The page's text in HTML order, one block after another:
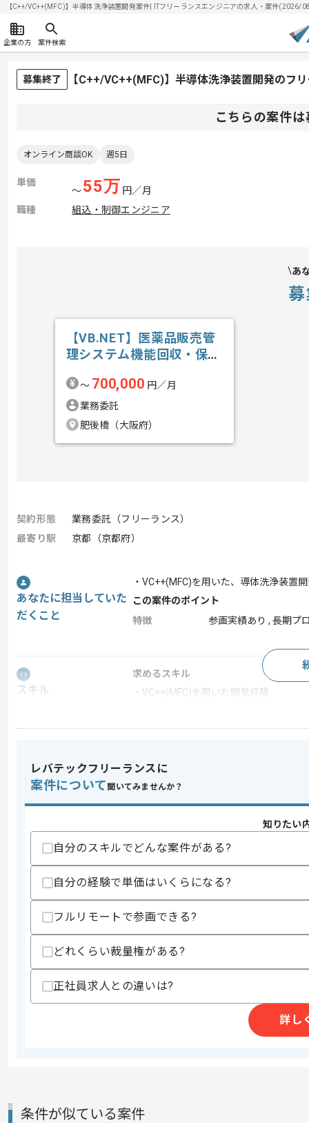
【C++/VC++(MFC)】半導体洗浄装置開発案件| ITフリーランスエンジニアの求人・案件(2026/
企業の方 案件検索
募集終了 【C++/VC++(MFC)】半導体洗浄装置開発のフ
こちらの案件
オンライン商談OK 週5日
単価
〜55万 円／月
職種
組込・制御エンジニア
あ
【VB.NET】医薬品販売管
理システム機能回収・保守
〜 700,000 円／月
業務委託
肥後橋（大阪府）
契約形態
業務委託（フリーランス）
最寄り駅
京都（京都府）
あなたに担当していた
だくこと
・VC++(MFC)を用いた、導体洗浄装置
この案件のポイント
特徴
参画実績あり , 長期プ
スキル
求めるスキル
・VC++(MFC)を用いた開発経験
精算・お支払い
その他募集要項
募集人数
作業開始日
2025/08/01
エージェントからのコ
週5日常駐を想定しております。
レバテックでの実績がある企業の案件
経験豊富なエンジニアと成長が出来る
レバテックフリーランスに
案件について 聞いてみませんか？
知りたい
自分のスキルでどんな案件がある?
自分の経験で単価はいくらになる?
フルリモートで参画できる?
どれくらい裁量権がある?
正社員求人との違いは?
詳し
条件が似ている案件